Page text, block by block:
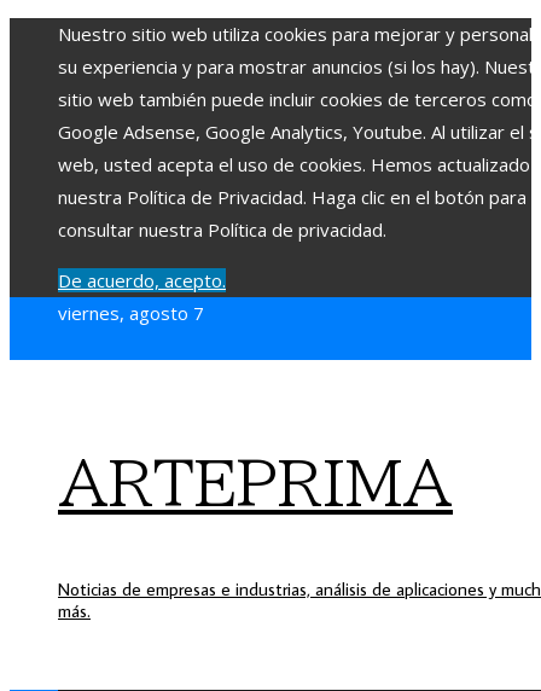
Nuestro sitio web utiliza cookies para mejorar y
su experiencia y para mostrar anuncios (si los hay).
sitio web también puede incluir cookies de terceros como
Google Adsense, Google Analytics, Youtube. Al utilizar el
web, usted acepta el uso de cookies. Hemos actualizado
nuestra Política de Privacidad. Haga clic en el botón para
consultar nuestra Política de privacidad.
De acuerdo, acepto.
viernes, agosto 7
ARTEPRIMA
Noticias de empresas e industrias, análisis de aplicaciones y
más.